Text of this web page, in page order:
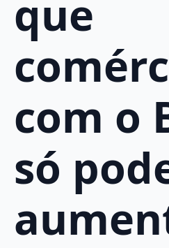
que
com o
só